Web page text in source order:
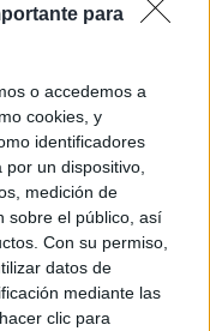
para
o accedemos a
cookies, y
identificadores
un dispositivo,
medición de
sobre el público, así
Con su permiso,
datos de
mediante las
clic para